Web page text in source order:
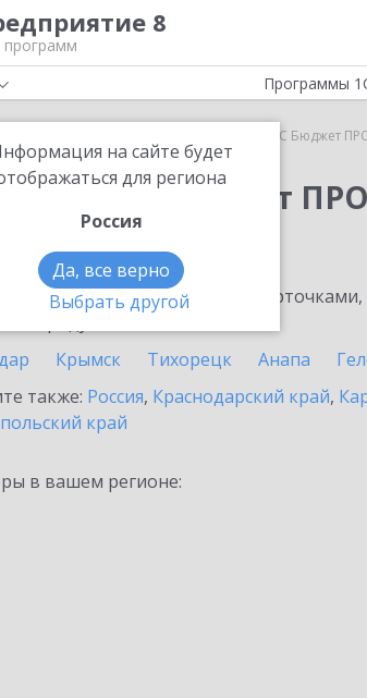
8
программ
на сайте будет
для региона
Россия
Да, все верно
Выбрать другой
Программы
ИТС Бюджет
ИТС Бюджет
с информационными карточками,
продукта.
Крымск Тихорецк Анапа
также: Россия, Краснодарский край,
край
в вашем регионе: